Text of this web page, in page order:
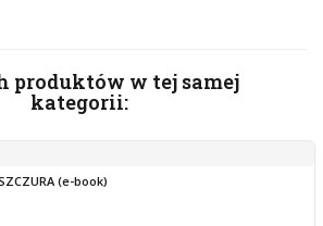
produktów w tej samej
kategorii:
(e-book)